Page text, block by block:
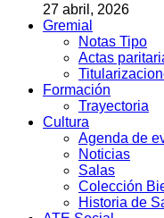
27 abril, 2026
Gremial
Notas Tipo
Actas
Formación
Trayectoria
Cultura
Agenda de
Noticias
Salas
Colección
Historia de